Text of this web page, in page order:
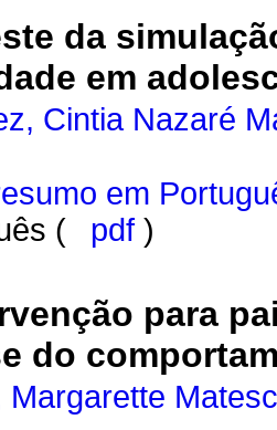
da
em
Cintia Nazaré
em
(
pdf )
para
do
Margarette